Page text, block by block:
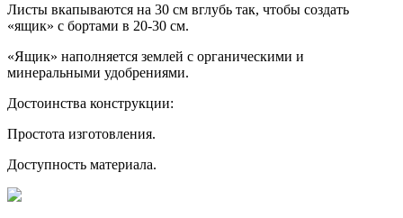
Листы вкапываются на 30 см вглубь так, чтобы создать
«ящик» с бортами в 20-30 см.
«Ящик» наполняется землей с органическими и
минеральными удобрениями.
Достоинства конструкции:
Простота изготовления.
Доступность материала.